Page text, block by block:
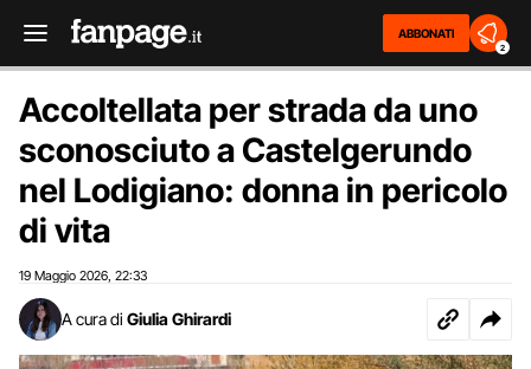
ABBONATI
2
Accoltellata per strada da uno
sconosciuto a Castelgerundo
nel Lodigiano: donna in pericolo
di vita
19 Maggio 2026 22:33
A cura di Giulia Ghirardi